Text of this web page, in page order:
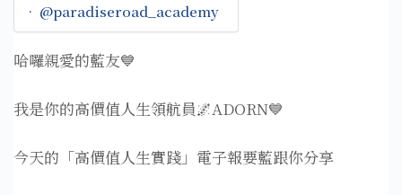
@paradiseroad_academy
哈囉親愛的藍友💙
我是你的高價值人生領航員🌌ADORN💙
今天的「高價值人生實踐」電子報要藍跟你分享